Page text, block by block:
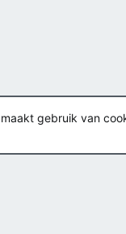
gebruik van